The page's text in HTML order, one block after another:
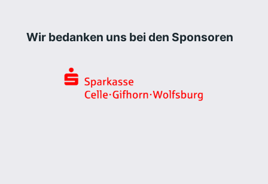
Wir bedanken uns bei den Sponsoren